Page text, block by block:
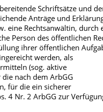
Schriftsätze und
Anträge und
eine Rechtsanwältin, durch
Person des öffentlichen
ihrer öffentlichen
werden, als
(sog. aktive
nach dem ArbGG
für die ein sicherer
4 Nr. 2 ArbGG zur